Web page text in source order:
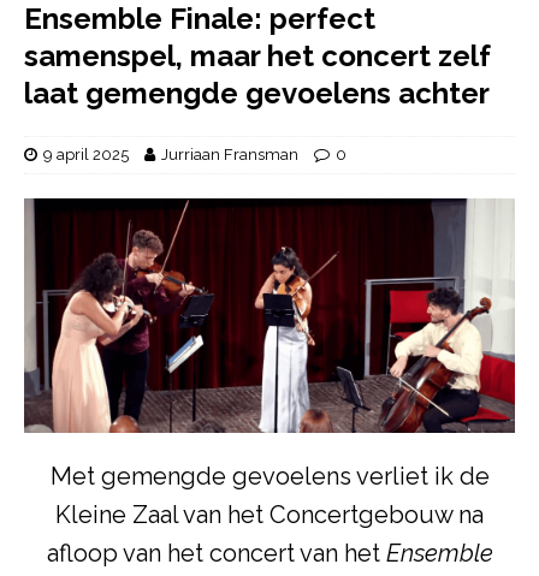
Ensemble Finale: perfect
samenspel, maar het concert zelf
laat gemengde gevoelens achter
9 april 2025 Jurriaan Fransman 0
Met gemengde gevoelens verliet ik de
Kleine Zaal van het Concertgebouw na
afloop van het concert van het Ensemble